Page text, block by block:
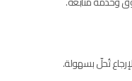
تُحلّ بسهولة.